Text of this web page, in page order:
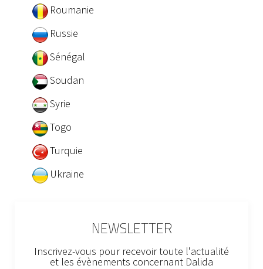
Roumanie
Russie
Sénégal
Soudan
Syrie
Togo
Turquie
Ukraine
NEWSLETTER
Inscrivez-vous pour recevoir toute l'actualité
et les évènements concernant Dalida